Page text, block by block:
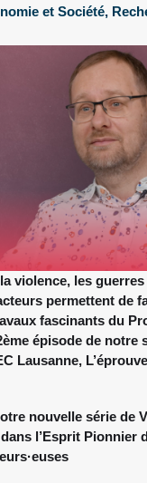
et Société,
violence, les
permettent de
fascinants du
épisode de notre
Lausanne,
nouvelle série de
l’Esprit Pionnier